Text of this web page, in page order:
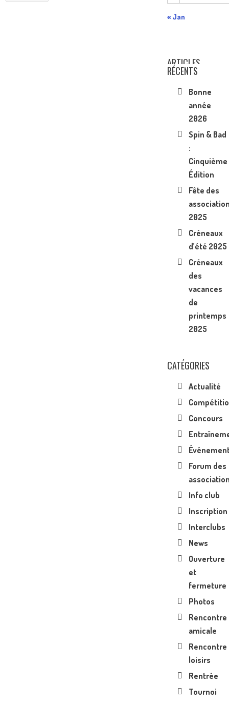
« Jan
ARTICLES
RÉCENTS
Bonne
année
2026
Spin & Bad
:
Cinquième
Édition
Fête des
2025
Créneaux
d’été 2025
Créneaux
des
vacances
de
printemps
2025
CATÉGORIES
Actualité
Concours
Forum des
Info club
Inscription
Interclubs
News
Ouverture
et
fermeture
Photos
Rencontre
amicale
Rencontre
loisirs
Rentrée
Tournoi